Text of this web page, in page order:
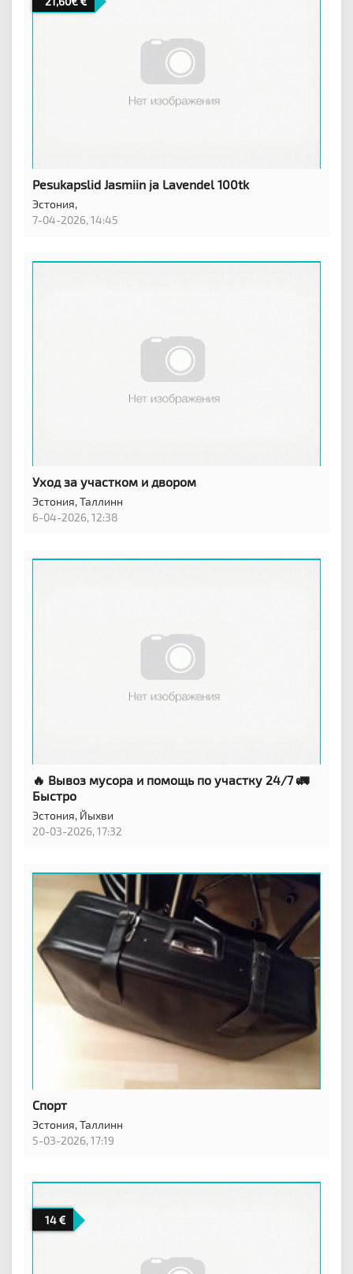
Pesukapslid Jasmiin ja Lavendel 100tk
Эстония,
7-04-2026, 14:45
Уход за участком и двором
Эстония,Таллинн
6-04-2026, 12:38
🔥 Вывоз мусора и помощь по участку 24/7 🚛
Быстро
Эстония, Йыхви
20-03-2026, 17:32
Спорт
Эстония,Таллинн
5-03-2026, 17:19
14